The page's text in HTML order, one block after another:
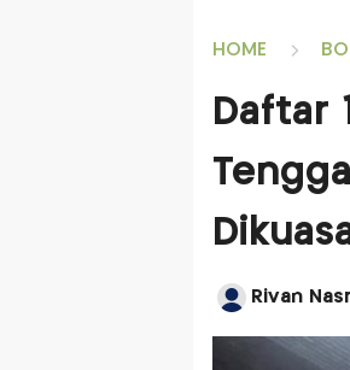
HOME
Daftar
Rivan